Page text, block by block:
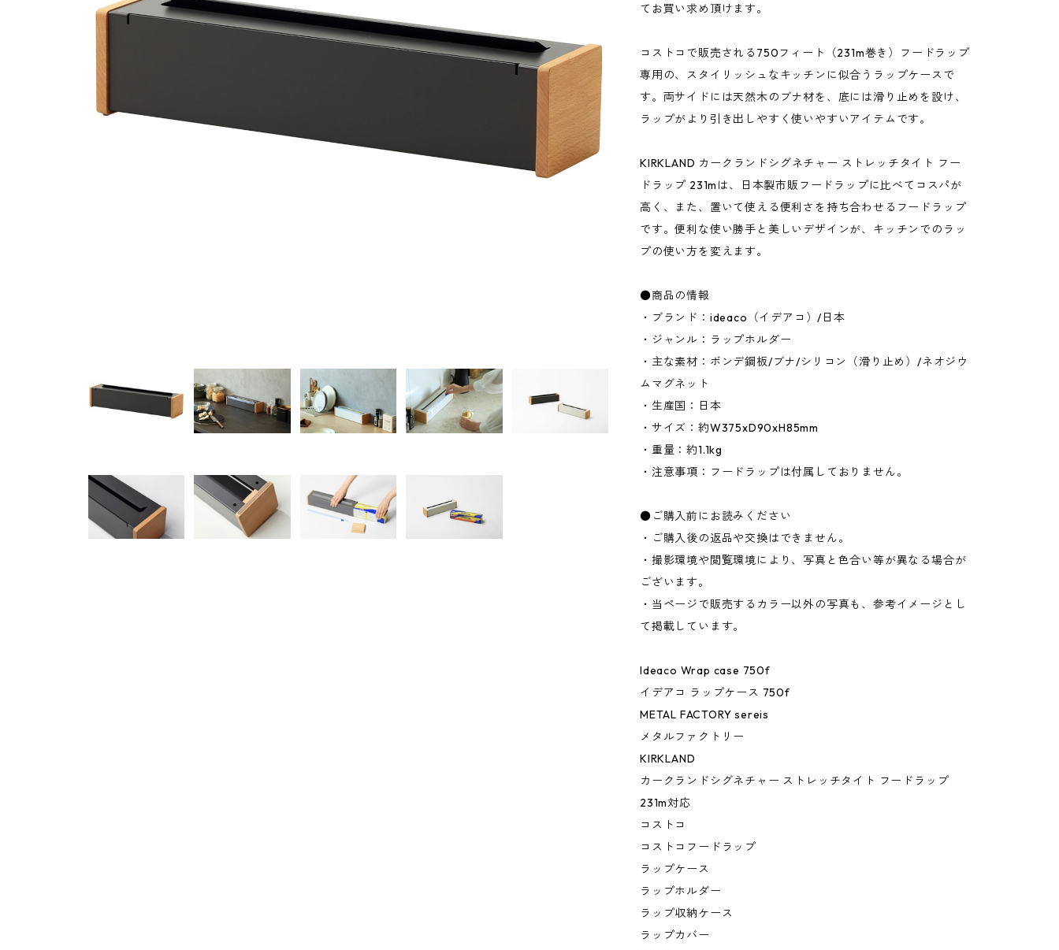
てお買い求め頂けます。
コストコで販売される750フィート（231m巻き）フードラップ
専用の、スタイリッシュなキッチンに似合うラップケースで
す。両サイドには天然木のブナ材を、底には滑り止めを設け、
ラップがより引き出しやすく使いやすいアイテムです。
KIRKLAND カークランドシグネチャー ストレッチタイト フー
ドラップ 231mは、日本製市販フードラップに比べてコスパが
高く、また、置いて使える便利さを持ち合わせるフードラップ
です。便利な使い勝手と美しいデザインが、キッチンでのラッ
プの使い方を変えます。
●商品の情報
・ブランド：ideaco（イデアコ）/日本
・ジャンル：ラップホルダー
・主な素材：ボンデ鋼板/ブナ/シリコン（滑り止め）/ネオジウ
ムマグネット
・生産国：日本
・サイズ：約W375xD90xH85mm
・重量：約1.1kg
・注意事項：フードラップは付属しておりません。
●ご購入前にお読みください
・ご購入後の返品や交換はできません。
・撮影環境や閲覧環境により、写真と色合い等が異なる場合が
ございます。
・当ページで販売するカラー以外の写真も、参考イメージとし
て掲載しています。
Ideaco Wrap case 750f
イデアコ ラップケース 750f
METAL FACTORY sereis
メタルファクトリー
KIRKLAND
カークランドシグネチャー ストレッチタイト フードラップ
231m対応
コストコ
コストコフードラップ
ラップケース
ラップホルダー
ラップ収納ケース
ラップカバー